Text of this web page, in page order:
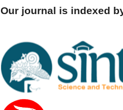
Our journal is indexed